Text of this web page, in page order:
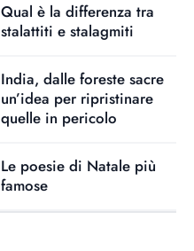
Qual è la differenza tra
stalattiti e stalagmiti
India, dalle foreste sacre
un’idea per ripristinare
quelle in pericolo
Le poesie di Natale più
famose